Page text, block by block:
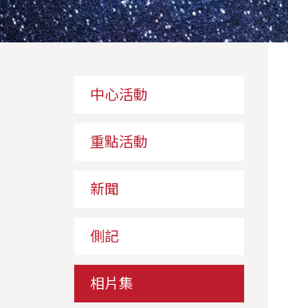
中心活動
重點活動
新聞
側記
相片集